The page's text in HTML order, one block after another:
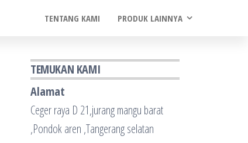
TENTANG KAMI PRODUK LAINNYA
TEMUKAN KAMI
Alamat
Ceger raya D 21,jurang mangu barat
,Pondok aren ,Tangerang selatan